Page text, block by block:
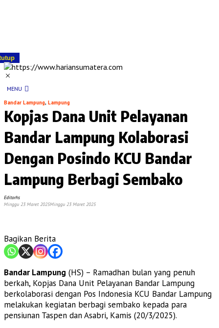
MENU
Bandar Lampung, Lampung
Kopjas Dana Unit Pelayanan
Bandar Lampung Kolaborasi
Dengan Posindo KCU Bandar
Lampung Berbagi Sembako
Editorhs
Minggu 23 Maret 2025Minggu 23 Maret 2025
Bagikan Berita
Bandar Lampung (HS) – Ramadhan bulan yang penuh
berkah, Kopjas Dana Unit Pelayanan Bandar Lampung
berkolaborasi dengan Pos Indonesia KCU Bandar Lampung
melakukan kegiatan berbagi sembako kepada para
pensiunan Taspen dan Asabri, Kamis (20/3/2025).